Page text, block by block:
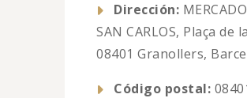
Dirección:
SAN CARLOS, Plaça de
08401 Granollers,
Código postal: